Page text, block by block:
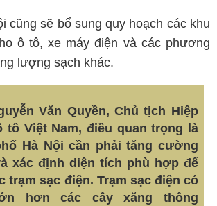
cũng sẽ bổ sung quy hoạch các khu
ô tô, xe máy điện và các phương
lượng sạch khác.
Văn Quyền, Chủ tịch Hiệp
tô Việt Nam, điều quan trọng là
Hà Nội cần phải tăng cường
xác định diện tích phù hợp để
trạm sạc điện. Trạm sạc điện có
hơn các cây xăng thông